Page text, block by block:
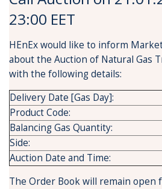
23:00 EET
HEnEx would like to inform
about the Auction of Natural Gas
with the following details:
Delivery Date [Gas Day]:
Product Code:
Balancing Gas Quantity:
Side:
Auction Date and Time:
The Order Book will remain open